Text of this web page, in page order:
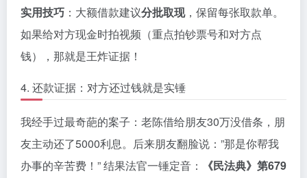
实用技巧 ：大额借款建议分批取现，保留每张取款单。
如果给对方现金时拍视频（重点拍钞票号和对方点
钱），那就是王炸证据！
4. 还款证据：对方还过钱就是实锤
我经手过最奇葩的案子：老陈借给朋友30万没借条，朋
友主动还了5000利息。后来朋友翻脸说：”那是你帮我
办事的辛苦费！” 结果法官一锤定音：
《民法典》第679